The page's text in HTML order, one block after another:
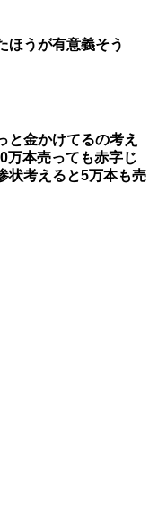
ほうが有意義そう
と金かけてるの考え
万本売っても赤字じ
状考えると5万本も売